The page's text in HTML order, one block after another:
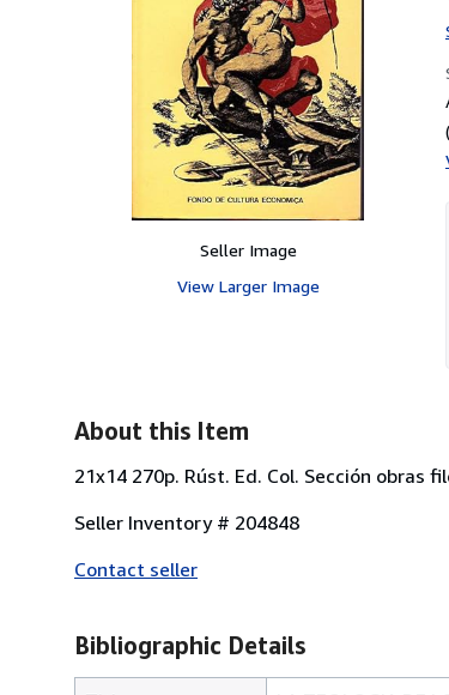
Seller Image
View Larger Image
About this Item
21x14 270p. Rúst. Ed. Col. Sección obras
Seller Inventory # 204848
Contact seller
Bibliographic Details